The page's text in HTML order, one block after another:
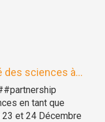
des sciences à...
en tant que
et 24 Décembre